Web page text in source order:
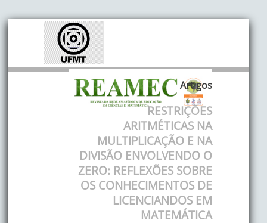
Artigos
RESTRIÇÕES
ARITMÉTICAS NA
MULTIPLICAÇÃO E NA
DIVISÃO ENVOLVENDO O
ZERO: REFLEXÕES SOBRE
OS CONHECIMENTOS DE
LICENCIANDOS EM
MATEMÁTICA